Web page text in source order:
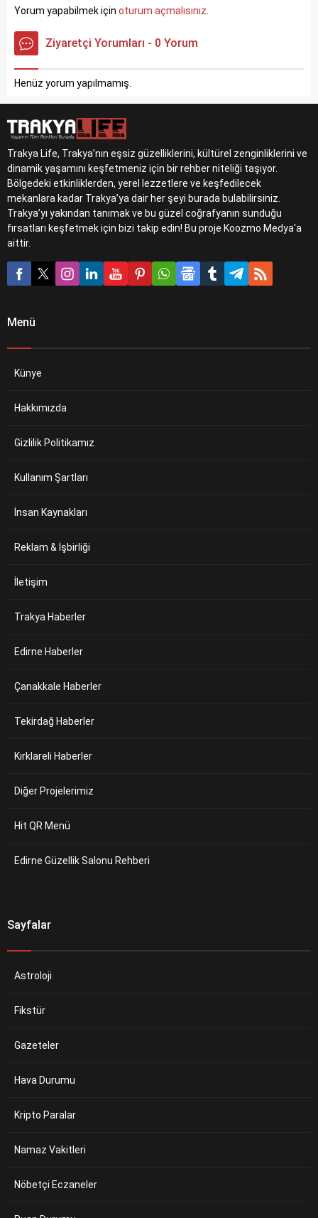
Yorum yapabilmek için oturum açmalısınız.
Ziyaretçi Yorumları - 0 Yorum
Henüz yorum yapılmamış.
Trakya Life, Trakya’nın eşsiz güzelliklerini, kültürel zenginliklerini ve
dinamik yaşamını keşfetmeniz için bir rehber niteliği taşıyor.
Bölgedeki etkinliklerden, yerel lezzetlere ve keşfedilecek
mekanlara kadar Trakya’ya dair her şeyi burada bulabilirsiniz.
Trakya’yı yakından tanımak ve bu güzel coğrafyanın sunduğu
fırsatları keşfetmek için bizi takip edin! Bu proje Koozmo Medya'a
aittir.
Menü
Künye
Hakkımızda
Gizlilik Politikamız
Kullanım Şartları
İnsan Kaynakları
Reklam & İşbirliği
İletişim
Trakya Haberler
Edirne Haberler
Çanakkale Haberler
Tekirdağ Haberler
Kırklareli Haberler
Diğer Projelerimiz
Hit QR Menü
Edirne Güzellik Salonu Rehberi
Sayfalar
Astroloji
Fikstür
Gazeteler
Hava Durumu
Kripto Paralar
Namaz Vakitleri
Nöbetçi Eczaneler